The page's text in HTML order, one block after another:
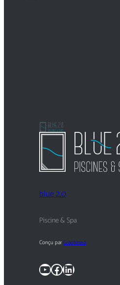
blue 2.0
Piscine & Spa
Conçu parGraphineo
YouTube Facebook LinkedIn